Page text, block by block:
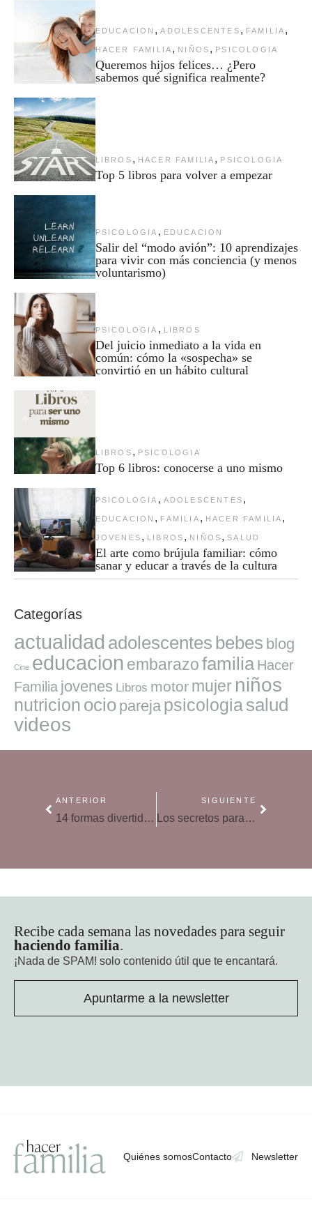
EDUCACION , ADOLESCENTES , FAMILIA ,
HACER FAMILIA , NIÑOS , PSICOLOGIA
Queremos hijos felices… ¿Pero
sabemos qué significa realmente?
LIBROS , HACER FAMILIA , PSICOLOGIA
Top 5 libros para volver a empezar
PSICOLOGIA , EDUCACION
Salir del “modo avión”: 10 aprendizajes
para vivir con más conciencia (y menos
voluntarismo)
PSICOLOGIA , LIBROS
Del juicio inmediato a la vida en
común: cómo la «sospecha» se
convirtió en un hábito cultural
LIBROS , PSICOLOGIA
Top 6 libros: conocerse a uno mismo
PSICOLOGIA , ADOLESCENTES ,
EDUCACION , FAMILIA , HACER FAMILIA ,
JOVENES , LIBROS , NIÑOS , SALUD
El arte como brújula familiar: cómo
sanar y educar a través de la cultura
Categorías
actualidad adolescentes bebes blog
Cine educacion embarazofamilia Hacer
Familia jovenes Libros motor mujer niños
nutricion ocio pareja psicologiasalud
videos
ANTERIOR
14 formas divertidas de controlar la ansiedad en familia
SIGUIENTE
Los secretos para una crianza feliz: comprensión, conexión y autocuidado
Recibe cada semana las novedades para seguir
haciendo familia.
¡Nada de SPAM! solo contenido útil que te encantará.
Apuntarme a la newsletter
Quiénes somosContacto Newsletter